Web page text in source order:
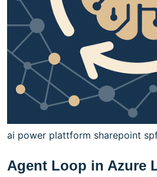
ai power plattform sharepoint
Agent Loop in Azure